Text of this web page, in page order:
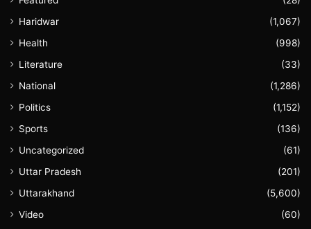
Haridwar
(1,067)
Health
(998)
Literature
(33)
National
(1,286)
Politics
(1,152)
Sports
(136)
Uncategorized
(61)
Uttar Pradesh
(201)
Uttarakhand
(5,600)
Video
(60)